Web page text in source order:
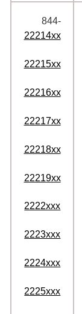
844‑
22214xx
22215xx
22216xx
22217xx
22218xx
22219xx
2222xxx
2223xxx
2224xxx
2225xxx